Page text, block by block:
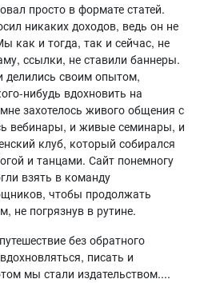
просто в формате статей.
никаких доходов, ведь он не
как и тогда, так и сейчас, не
ссылки, не ставили баннеры.
делились своим опытом,
нибудь вдохновить на
захотелось живого общения с
вебинары, и живые семинары, и
клуб, который собирался
и танцами. Сайт понемногу
взять в команду
чтобы продолжать
не погрязнув в рутине.
без обратного
писать и
мы стали издательством....